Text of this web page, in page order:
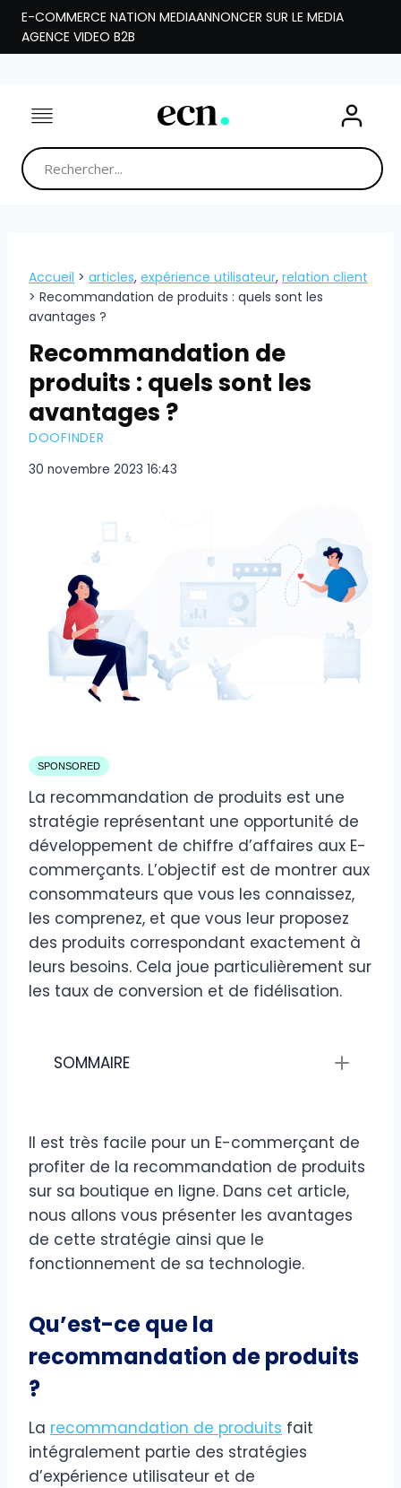
Aller
contenu
E-COMMERCE NATION MEDIAANNONCER SUR LE MEDIA
AGENCE VIDEO B2B
Accueil > articles, expérience utilisateur, relation client
> Recommandation de produits : quels sont les
avantages ?
Recommandation de
produits : quels sont les
avantages ?
DOOFINDER
30 novembre 2023 16:43
SPONSORED
La recommandation de produits est une
stratégie représentant une opportunité de
développement de chiffre d’affaires aux E-
commerçants. L’objectif est de montrer aux
consommateurs que vous les connaissez,
les comprenez, et que vous leur proposez
des produits correspondant exactement à
leurs besoins. Cela joue particulièrement sur
les taux de conversion et de fidélisation.
SOMMAIRE
Il est très facile pour un E-commerçant de
profiter de la recommandation de produits
sur sa boutique en ligne. Dans cet article,
nous allons vous présenter les avantages
de cette stratégie ainsi que le
fonctionnement de sa technologie.
Qu’est-ce que la
recommandation de produits
?
La recommandation de produits fait
intégralement partie des stratégies
d’expérience utilisateur et de